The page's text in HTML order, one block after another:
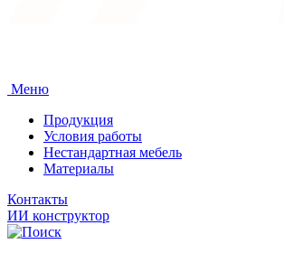
Меню
Продукция
Условия работы
Нестандартная мебель
Материалы
Контакты
ИИ конструктор